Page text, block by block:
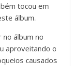
tocou em
álbum.
no álbum no
aproveitando o
causados